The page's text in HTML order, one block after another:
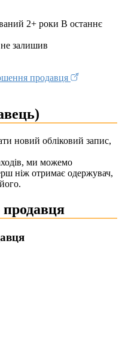
2+ роки В останнє
залишив
продавця
новий обліковий запис,
ми можемо
ніж отримає одержувач,
продавця